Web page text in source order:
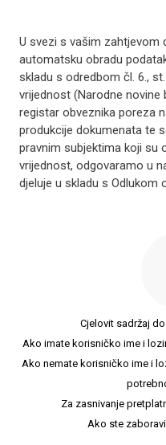
U svezi s vašim zahtjevom
automatsku obradu
skladu s odredbom čl. 6.,
vrijednost (Narodne novine
registar obveznika poreza
produkcije dokumenata te
pravnim subjektima koji su
vrijednost, odgovaramo u
djeluje u skladu s Odlukom
Cjelovit sadržaj
Ako imate korisničko ime i
Ako nemate korisničko ime i
Za zasnivanje
Ako ste